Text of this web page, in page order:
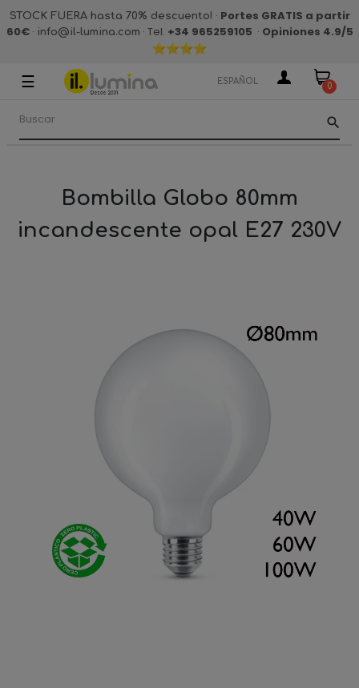
STOCK FUERA hasta 70% descuento! · Portes GRATIS a partir
60€· info@il-lumina.com · Tel. +34 965259105 · Opiniones 4.9/5
Navegación
palanca
☰ ESPAÑOL 0
search
Bombilla Globo 80mm
incandescente opal E27 230V